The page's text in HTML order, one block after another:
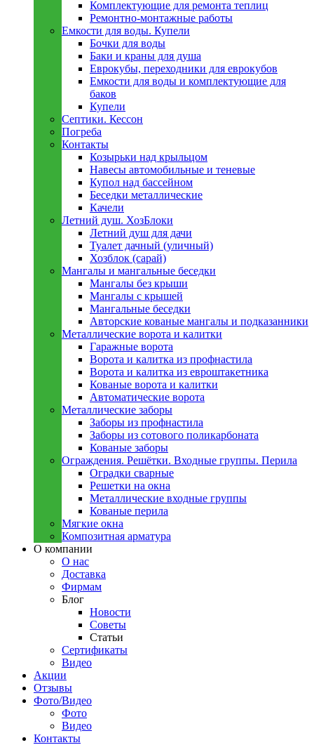
Комплектующие для ремонта теплиц
Ремонтно-монтажные работы
Емкости для воды. Купели
Бочки для воды
Баки и краны для душа
Еврокубы, переходники для еврокубов
Емкости для воды и комплектующие для
баков
Купели
Септики. Кессон
Погреба
Контакты
Козырьки над крыльцом
Навесы автомобильные и теневые
Купол над бассейном
Беседки металлическиe
Качели
Летний душ. ХозБлоки
Летний душ для дачи
Туалет дачный (уличный)
Хозблок (сарай)
Мангалы и мангальные беседки
Мангалы без крыши
Мангалы с крышей
Мангальные беседки
Авторские кованые мангалы и подказанники
Металлическиe ворота и калитки
Гаражные ворота
Ворота и калитка из профнастила
Ворота и калитка из евроштакетника
Кованые ворота и калитки
Автоматические ворота
Металлическиe заборы
Заборы из профнастила
Заборы из сотового поликарбоната
Кованые заборы
Ограждения. Решётки. Входные группы. Перила
Оградки сварные
Решетки на окна
Металлические входные группы
Кованые перила
Мягкие окна
Композитная арматура
О компании
О нас
Доставка
Фирмам
Блог
Новости
Советы
Статьи
Сертификаты
Видео
Акции
Отзывы
Фото/Видео
Фото
Видео
Контакты